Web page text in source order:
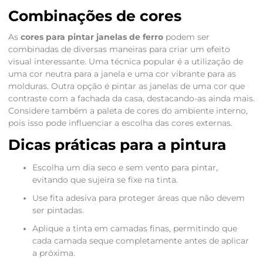
Combinações de cores
As cores para pintar janelas de ferropodem ser
combinadas de diversas maneiras para criar um efeito
visual interessante. Uma técnica popular é a utilização de
uma cor neutra para a janela e uma cor vibrante para as
molduras. Outra opção é pintar as janelas de uma cor que
contraste com a fachada da casa, destacando-as ainda mais.
Considere também a paleta de cores do ambiente interno,
pois isso pode influenciar a escolha das cores externas.
Dicas práticas para a pintura
Escolha um dia seco e sem vento para pintar,
evitando que sujeira se fixe na tinta.
Use fita adesiva para proteger áreas que não devem
ser pintadas.
Aplique a tinta em camadas finas, permitindo que
cada camada seque completamente antes de aplicar
a próxima.